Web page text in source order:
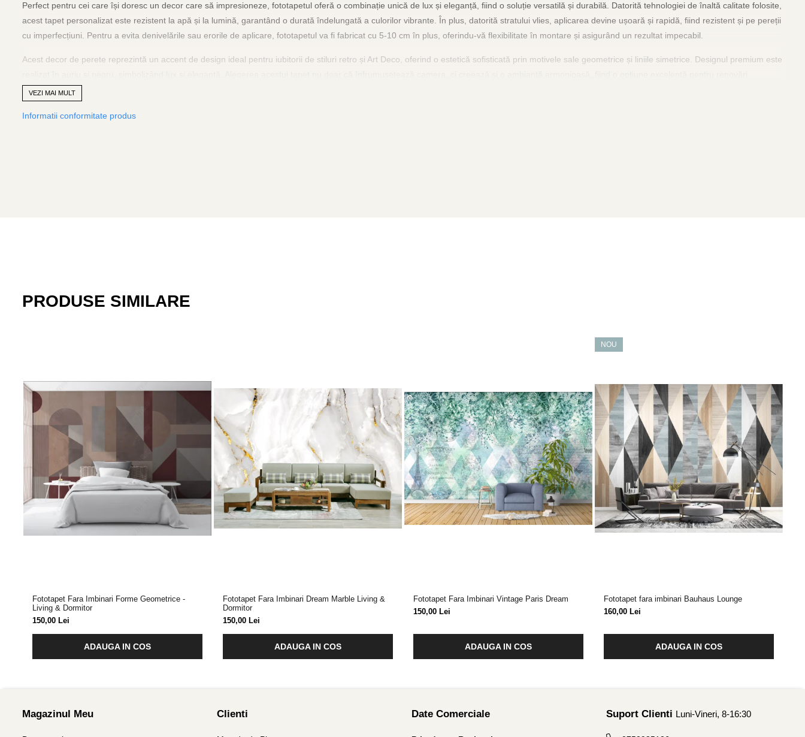
Perfect pentru cei care își doresc un decor care să impresioneze, fototapetul oferă o combinație unică de lux și eleganță, fiind o soluție versatilă și durabilă. Datorită tehnologiei de înaltă calitate folosite,
acest tapet personalizat este rezistent la apă și la lumină, garantând o durată îndelungată a culorilor vibrante. În plus, datorită stratului vlies, aplicarea devine ușoară și rapidă, fiind rezistent și pe pereții
cu imperfecțiuni. Pentru a evita denivelările sau erorile de aplicare, fototapetul va fi fabricat cu 5-10 cm în plus, oferindu-vă flexibilitate în montare și asigurând un rezultat impecabil.
Acest decor de perete reprezintă un accent de design ideal pentru iubitorii de stiluri retro și Art Deco, oferind o estetică sofisticată prin motivele sale geometrice și liniile simetrice. Designul premium este
interioare de succes. Prin opțiunile personalizabile și variația tematică, acest fototapet se adaptează perfect gusturilor individuale, completând designul interior într-un mod unic și memorabil.
VEZI MAI MULT
Informatii conformitate produs
PRODUSE SIMILARE
Fototapet Fara Imbinari Forme Geometrice -
Living & Dormitor
150,00 Lei
ADAUGA IN COS
Fototapet Fara Imbinari Dream Marble Living &
Dormitor
150,00 Lei
ADAUGA IN COS
Fototapet Fara Imbinari Vintage Paris Dream
150,00 Lei
ADAUGA IN COS
NOU
Fototapet fara imbinari Bauhaus Lounge
160,00 Lei
ADAUGA IN COS
Magazinul Meu Clienti Date Comerciale Suport Clienti Luni-Vineri, 8-16:30